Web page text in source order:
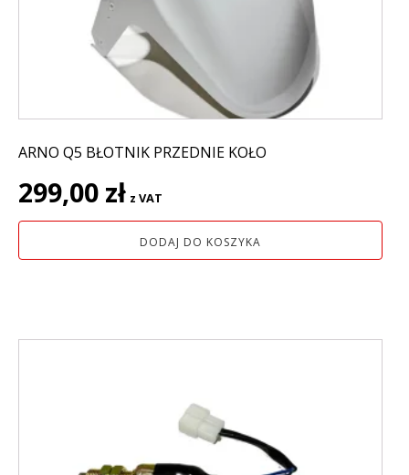
ARNO Q5 BŁOTNIK PRZEDNIE KOŁO
299,00 zł z VAT
DODAJ DO KOSZYKA